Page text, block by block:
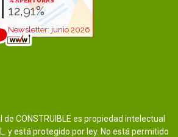
CONSTRUIBLE es propiedad intelectual
y está protegido por ley. No está permitido